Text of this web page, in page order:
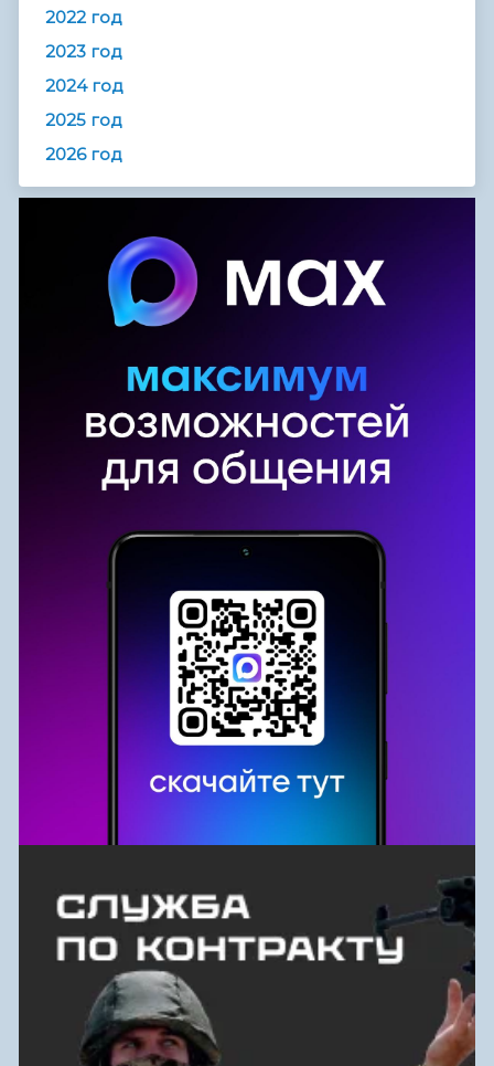
2022 год
2023 год
2024 год
2025 год
2026 год